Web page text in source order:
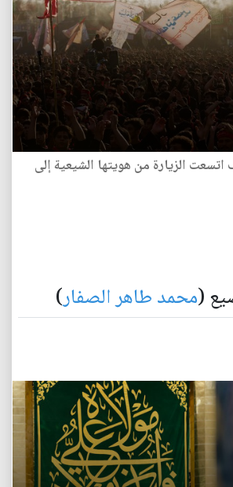
اتسعت الزيارة من هويتها الشيعية إلى
(محمد طاهر الصفار)